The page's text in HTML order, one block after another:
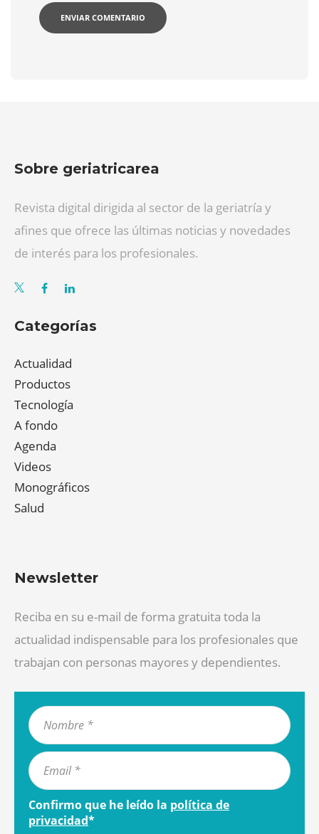
Sobre geriatricarea
Revista digital dirigida al sector de la geriatría y
afines que ofrece las últimas noticias y novedades
de interés para los profesionales.
Categorías
Actualidad
Productos
Tecnología
A fondo
Agenda
Videos
Monográficos
Salud
Newsletter
Reciba en su e-mail de forma gratuita toda la
actualidad indispensable para los profesionales que
trabajan con personas mayores y dependientes.
Confirmo que he leído la política de
privacidad*